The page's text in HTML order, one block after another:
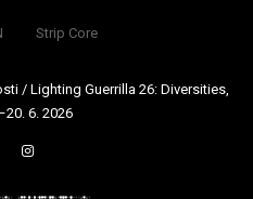
Strip Core
/ Lighting Guerrilla 26: Diversities,
6. 2026